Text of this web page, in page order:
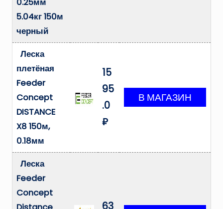
0.25мм
5.04кг 150м
черный
Леска
плетёная
Feeder
Concept
DISTANCE
X8 150м,
0.18мм
15
95
.0
₽
Леска
Feeder
Concept